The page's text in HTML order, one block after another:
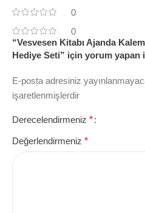
0
0
“Vesvesen Kitabı Ajanda
Hediye Seti” için yorum
E-posta adresiniz
işaretlenmişlerdir
Derecelendirmeniz *
Değerlendirmeniz *